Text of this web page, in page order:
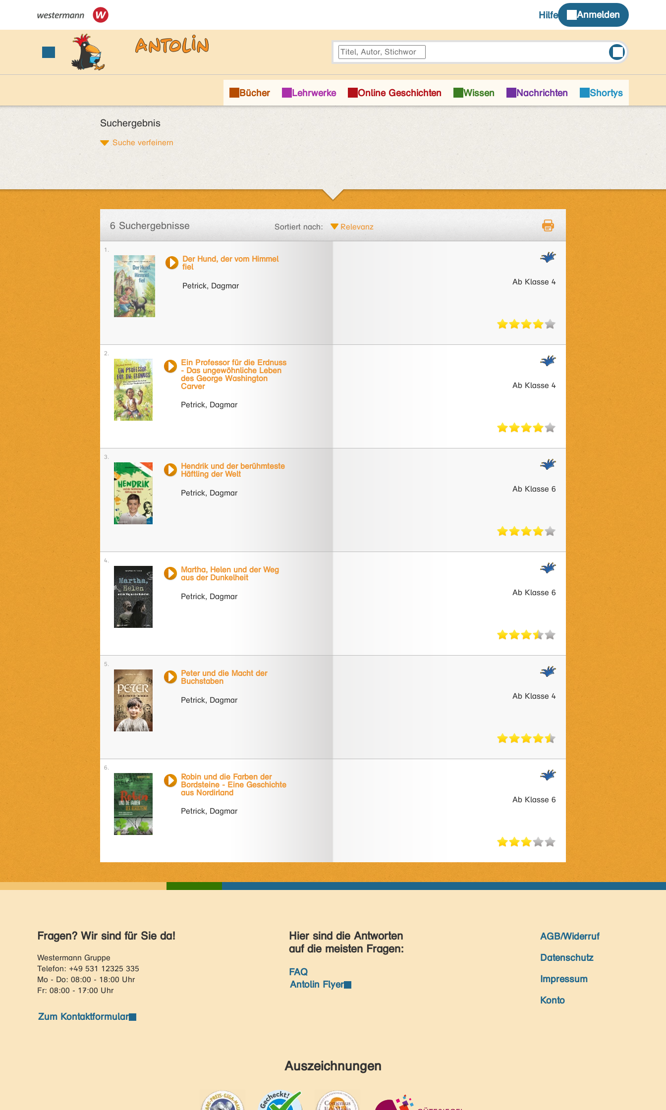
Suchergebnis
Suche verfeinern
6 Suchergebnisse Sortiert nach:
Der Hund, der vom Himmel
fiel
Petrick, Dagmar
Ab Klasse 4
Ein Professor für die Erdnuss
- Das ungewöhnliche Leben
des George Washington
Carver
Petrick, Dagmar
Ab Klasse 4
Hendrik und der berühmteste
Häftling der Welt
Petrick, Dagmar
Ab Klasse 6
Martha, Helen und der Weg
aus der Dunkelheit
Petrick, Dagmar
Ab Klasse 6
Peter und die Macht der
Buchstaben
Petrick, Dagmar
Ab Klasse 4
Robin und die Farben der
Bordsteine - Eine Geschichte
aus Nordirland
Petrick, Dagmar
Ab Klasse 6